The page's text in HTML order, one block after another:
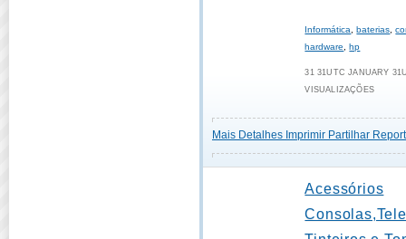
Informática ,baterias ,
hardware
,hp
31 31UTC JANUARY
VISUALIZAÇÕES
Mais Detalhes Imprimir Partilhar
Acessórios